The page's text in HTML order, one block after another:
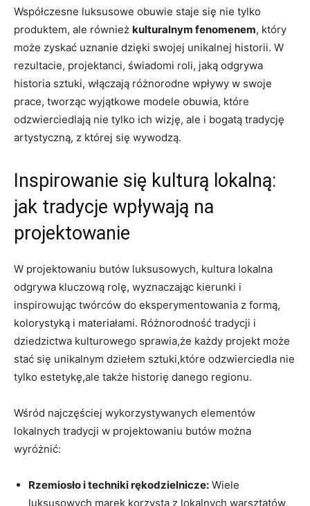
Współczesne luksusowe obuwie staje się nie tylko
produktem, ale również kulturalnym fenomenem, który
może zyskać uznanie dzięki swojej unikalnej historii. W
rezultacie, projektanci, świadomi roli, jaką odgrywa
historia sztuki, włączają różnorodne wpływy w swoje
prace, tworząc wyjątkowe modele obuwia, które
odzwierciedlają nie tylko ich wizję, ale i bogatą tradycję
artystyczną, z której się wywodzą.
Inspirowanie się kulturą lokalną:
jak tradycje wpływają na
projektowanie
W projektowaniu butów luksusowych, kultura lokalna
odgrywa kluczową rolę, wyznaczając kierunki i
inspirowując twórców do eksperymentowania z formą,
kolorystyką i materiałami. Różnorodność tradycji i
dziedzictwa kulturowego sprawia,że każdy projekt może
stać się unikalnym dziełem sztuki,które odzwierciedla nie
tylko estetykę,ale także historię danego regionu.
Wśród najczęściej wykorzystywanych elementów
lokalnych tradycji w projektowaniu butów można
wyróżnić:
Rzemiosło i techniki rękodzielnicze: Wiele
luksusowych marek korzysta z lokalnych warsztatów,